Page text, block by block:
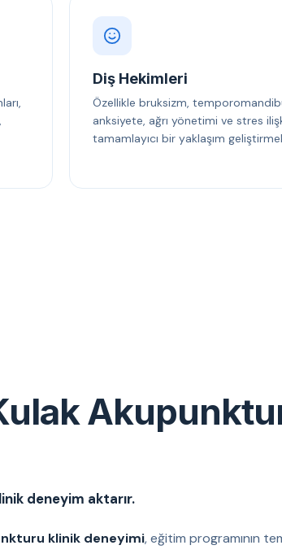
Diş Hekimleri
Özellikle bruksizm,
anksiyete, ağrı yönetimi ve stres
tamamlayıcı bir yaklaşım
deneyim aktarır.
klinik deneyimi, eğitim programının